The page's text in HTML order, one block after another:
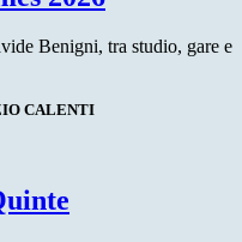
Benigni, tra studio, gare e
CALENTI